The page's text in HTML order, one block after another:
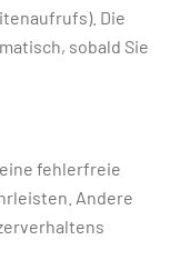
Die
sobald Sie
fehlerfreie
Andere